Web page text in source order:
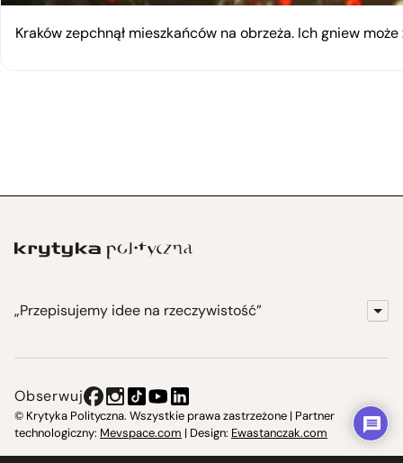
Kraków zepchnął mieszkańców na obrzeża. Ich gniew
„Przepisujemy idee na rzeczywistość”
Instytut Krytyki Politycznej
Obserwuj
© Krytyka Polityczna. Wszystkie prawa zastrzeżone | Partner
technologiczny: Mevspace.com | Design: Ewastanczak.com